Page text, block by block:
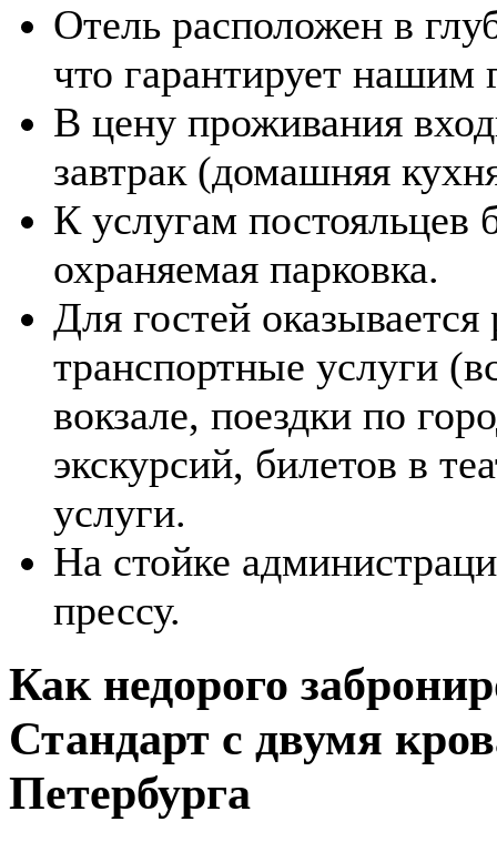
Отель расположен в
что гарантирует
В цену проживания
завтрак (домашняя
К услугам постояльцев
охраняемая парковка.
Для гостей
транспортные услуги
вокзале, поездки по
экскурсий, билетов в
услуги.
На стойке
прессу.
Как недорого
Стандарт с двумя
Петербурга